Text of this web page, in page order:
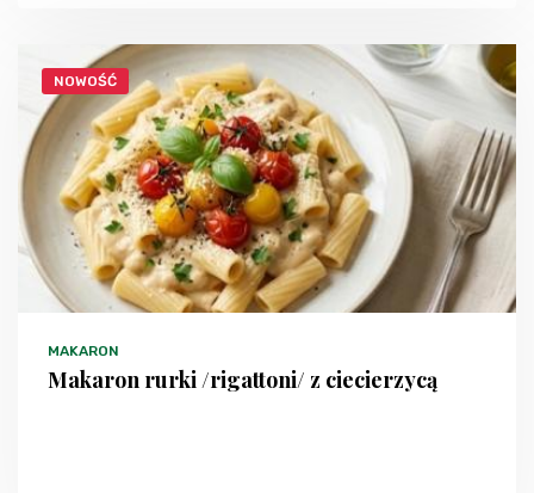
NOWOŚĆ
MAKARON
Makaron rurki /rigattoni/ z ciecierzycą